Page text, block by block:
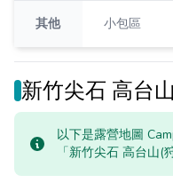
其他 小包區
新竹尖石 高台
以下是露營地圖
「新竹尖石 高台山(